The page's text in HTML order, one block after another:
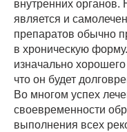
внутренних
является и
препаратов обычно
в хроническую
изначально хорошего
что он будет
Во многом успех
своевременности
выполнения всех